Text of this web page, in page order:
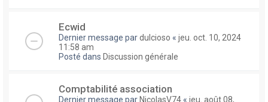
Ecwid
Dernier message pardulcioso « jeu. oct. 10, 2024
11:58 am
Posté dans Discussion générale
Comptabilité association
Dernier message par NicolasV74 « jeu. août 08,